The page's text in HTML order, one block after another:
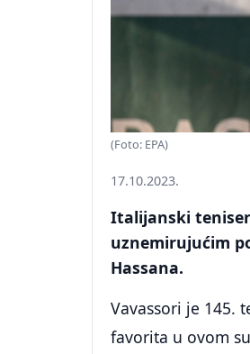
(Foto: EPA)
17.10.2023.
Italijanski
uznemirujućim
Hassana.
Vavassori je 145.
favorita u ovom